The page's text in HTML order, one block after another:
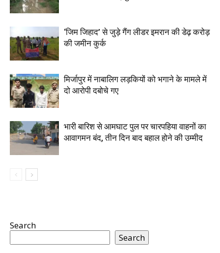
‘जिम जिहाद’ से जुड़े गैंग लीडर इमरान की डेढ़ करोड़
की जमीन कुर्क
मिर्जापुर में नाबालिग लड़कियों को भगाने के मामले में
दो आरोपी दबोचे गए
भारी बारिश से आमघाट पुल पर चारपहिया वाहनों का
आवागमन बंद, तीन दिन बाद बहाल होने की उम्मीद
Search
Search